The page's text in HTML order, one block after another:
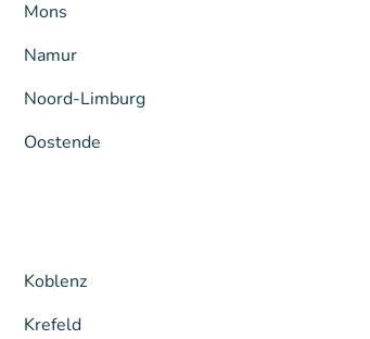
Mons
Namur
Noord-Limburg
Oostende
Koblenz
Krefeld